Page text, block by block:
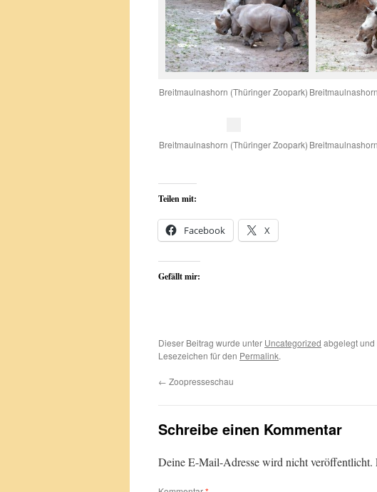
Breitmaulnashorn (Thüringer Zoopark)
Breitmaulnashorn (Thüringer Zoopark)
Teilen mit:
Facebook X
Gefällt mir:
Dieser Beitrag wurde unter Uncategorized abgelegt und
Lesezeichen für den Permalink.
← Zoopresseschau
Schreibe einen Kommentar
Deine E-Mail-Adresse wird nicht veröffentlicht.